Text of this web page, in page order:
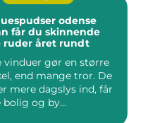
odense
får du skinnende
ruder året rundt
vinduer gør en større
end mange tror. De
mere dagslys ind, får
bolig og by...